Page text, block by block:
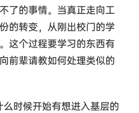
了的事情。当真正走向工
的转变，从刚出校门的学
这个过程要学习的东西有
前辈请教如何处理类似的
时候开始有想进入基层的